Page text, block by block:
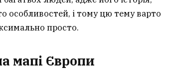
особливостей, і тому цю тему варто
просто.
мапі Європи